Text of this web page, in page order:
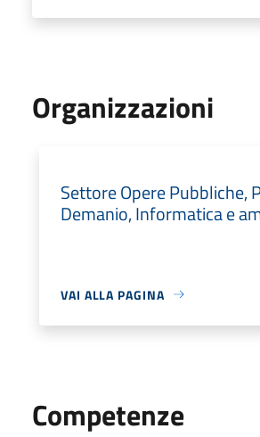
Organizzazioni
Settore Opere Pubbliche,
Demanio, Informatica e
VAI ALLA PAGINA
Competenze